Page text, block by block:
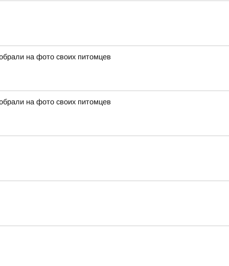
на фото своих питомцев
на фото своих питомцев